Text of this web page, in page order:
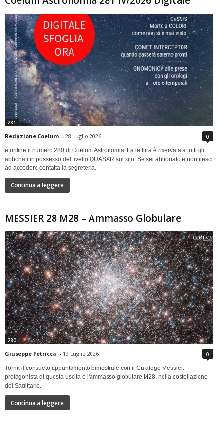
281
Redazione Coelum - 28 Luglio 2026 0
è online il numero 280 di Coelum Astronomia. La lettura è riservata a tutti gli
abbonati in possesso del livello QUASAR sul sito. Se sei abbonato e non riesci
ad accedere contatta la segreteria.
Continua a leggere
MESSIER 28 M28 – Ammasso Globulare
280
Giuseppe Petricca - 19 Luglio 2026 0
Torna il consueto appuntamento bimestrale con il Catalogo Messier:
protagonista di questa uscita è l'ammasso globulare M28, nella costellazione
del Sagittario.
Continua a leggere